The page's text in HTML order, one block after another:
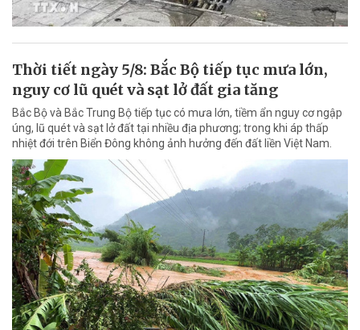
Thời tiết ngày 5/8: Bắc Bộ tiếp tục mưa lớn,
nguy cơ lũ quét và sạt lở đất gia tăng
Bắc Bộ và Bắc Trung Bộ tiếp tục có mưa lớn, tiềm ẩn nguy cơ ngập
úng, lũ quét và sạt lở đất tại nhiều địa phương; trong khi áp thấp
nhiệt đới trên Biển Đông không ảnh hưởng đến đất liền Việt Nam.